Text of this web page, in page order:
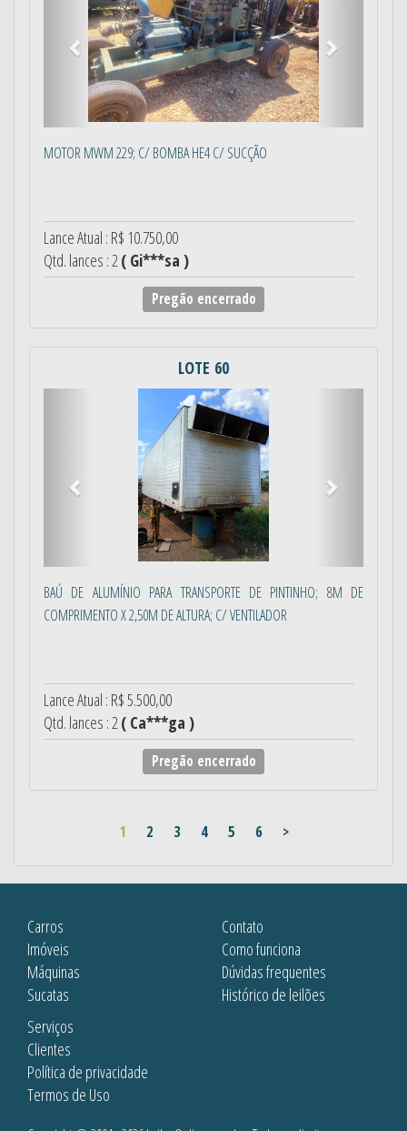
MOTOR MWM 229; C/ BOMBA HE4 C/ SUCÇÃO
Lance Atual : R$ 10.750,00
Qtd. lances : 2( Gi***sa )
Pregão encerrado
LOTE 60
BAÚ DE ALUMÍNIO PARA TRANSPORTE DE PINTINHO; 8M DE
COMPRIMENTO X 2,50M DE ALTURA; C/ VENTILADOR
Lance Atual : R$ 5.500,00
Qtd. lances : 2( Ca***ga )
Pregão encerrado
1 2 3 4 5 6 >
Carros
Imóveis
Máquinas
Sucatas
Contato
Como funciona
Dúvidas frequentes
Histórico de leilões
Serviços
Clientes
Política de privacidade
Termos de Uso